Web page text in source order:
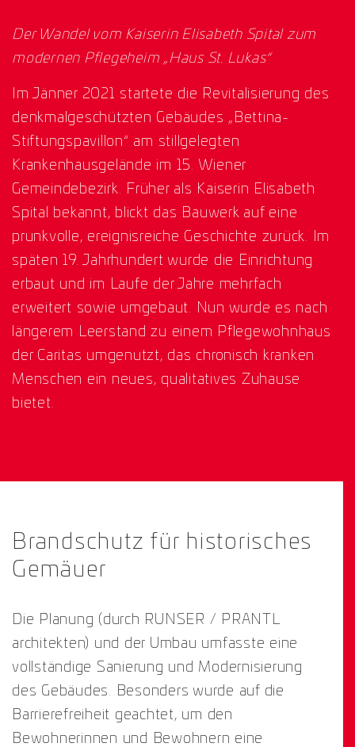
Der Wandel vom Kaiserin Elisabeth Spital zum
modernen Pflegeheim „Haus St. Lukas“
Im Jänner 2021 startete die Revitalisierung des
denkmalgeschützten Gebäudes „Bettina-
Stiftungspavillon“ am stillgelegten
Krankenhausgelände im 15. Wiener
Gemeindebezirk. Früher als Kaiserin Elisabeth
Spital bekannt, blickt das Bauwerk auf eine
prunkvolle, ereignisreiche Geschichte zurück. Im
späten 19. Jahrhundert wurde die Einrichtung
erbaut und im Laufe der Jahre mehrfach
erweitert sowie umgebaut. Nun wurde es nach
längerem Leerstand zu einem Pflegewohnhaus
der Caritas umgenutzt, das chronisch kranken
Menschen ein neues, qualitatives Zuhause
bietet.
Brandschutz für historisches
Gemäuer
Die Planung (durch RUNSER / PRANTL
architekten) und der Umbau umfasste eine
vollständige Sanierung und Modernisierung
des Gebäudes. Besonders wurde auf die
Barrierefreiheit geachtet, um den
Bewohnerinnen und Bewohnern eine